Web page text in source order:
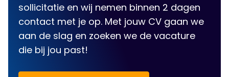
sollicitatie en wij nemen binnen 2 dagen
contact met je op. Met jouw CV gaan we
aan de slag en zoeken we de vacature
die bij jou past!